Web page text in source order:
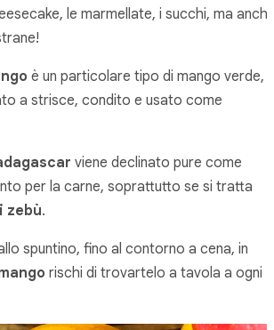
le marmellate, i succhi, ma
è un particolare tipo di mango verde,
a strisce, condito e usato come
viene declinato pure come
per la carne, soprattutto se si tratta
zebù.
spuntino, fino al contorno a cena, in
rischi di trovartelo a tavola a ogni